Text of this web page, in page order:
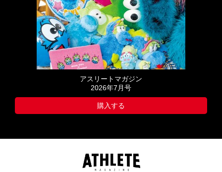
アスリートマガジン
2026年7月号
購入する